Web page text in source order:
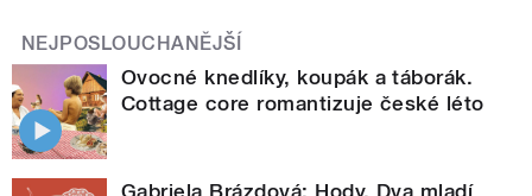
NEJPOSLOUCHANĚJŠÍ
Ovocné knedlíky, koupák a táborák.
Cottage core romantizuje české léto
Gabriela Brázdová: Hody. Dva mladí